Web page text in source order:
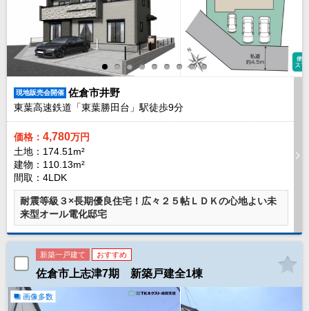
現地販売会開催 佐倉市井野
東葉高速鉄道「東葉勝田台」駅徒歩9分
価格： 4,780万円
土地：174.51m²
建物：110.13m²
間取：4LDK
耐震等級３×長期優良住宅！広々２５帖ＬＤＫの心地よい未
来型オール電化邸宅
新築一戸建て おすすめ
佐倉市上志津7期 新築戸建全1棟
画像多数
現地販売会情報
千葉本店 松戸支店 成田支店 木更津支店
東京支店
神奈川支店
沖縄支店
スタッフ紹介
千葉本店 松戸支店 成田支店 木更津支店
神奈川支店
沖縄支店
売却査定
お問い合わせ サイトマップ
プライバシーポリシー
物件検索
新築一戸建
エリアから探す